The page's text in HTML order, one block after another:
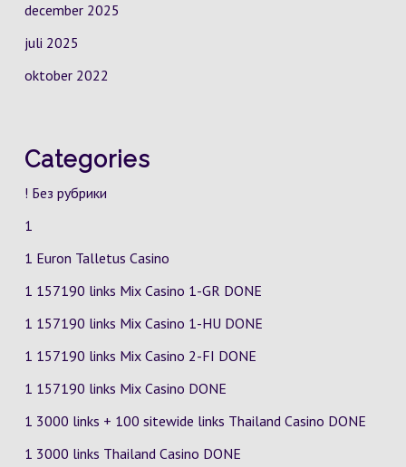
december 2025
juli 2025
oktober 2022
Categories
! Без рубрики
1
1 Euron Talletus Casino
1 157190 links Mix Casino 1-GR DONE
1 157190 links Mix Casino 1-HU DONE
1 157190 links Mix Casino 2-FI DONE
1 157190 links Mix Casino DONE
1 3000 links + 100 sitewide links Thailand Casino DONE
1 3000 links Thailand Casino DONE